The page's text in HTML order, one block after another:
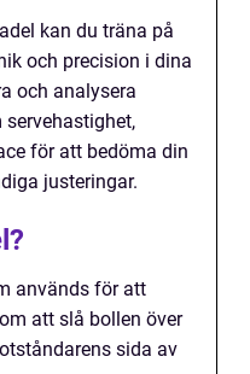
kan du träna på
och precision i dina
och analysera
för att bedöma din
justeringar.
används för att
att slå bollen över
sida av